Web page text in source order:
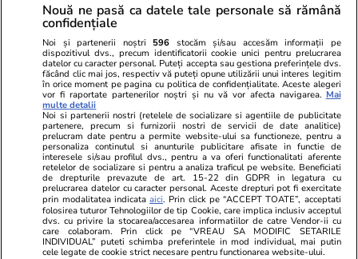
doar un avertisment
07 aug.
Cum supraviețuiești unui șef
prost
Nouă ne pasă ca datele tale personale să rămână
confidențiale
Noi și partenerii noștri 596 stocăm și/sau accesăm informații pe
dispozitivul dvs., precum identificatorii cookie unici pentru prelucrarea
datelor cu caracter personal. Puteți accepta sau gestiona preferințele dvs.
făcând clic mai jos, respectiv vă puteți opune utilizării unui interes legitim
în orice moment pe pagina cu politica de confidențialitate. Aceste alegeri
vor fi raportate partenerilor noștri și nu vă vor afecta navigarea. Mai
multe detalii
Noi si partenerii nostri (retelele de socializare si agentiile de publicitate
partenere, precum si furnizorii nostri de servicii de date analitice)
prelucram date pentru a permite website-ului sa functioneze, pentru a
personaliza continutul si anunturile publicitare afisate in functie de
interesele si/sau profilul dvs., pentru a va oferi functionalitati aferente
retelelor de socializare si pentru a analiza traficul pe website. Beneficiati
de drepturile prevazute de art. 15-22 din GDPR in legatura cu
prelucrarea datelor cu caracter personal. Aceste drepturi pot fi exercitate
prin modalitatea indicataaici. Prin click pe “ACCEPT TOATE”, acceptati
folosirea tuturor Tehnologiilor de tip Cookie, care implica inclusiv acceptul
dvs. cu privire la stocarea/accesarea informatiilor de catre Vendor-ii cu
care colaboram. Prin click pe “VREAU SA MODIFIC SETARILE
INDIVIDUAL” puteti schimba preferintele in mod individual, mai putin
cele legate de cookie strict necesare pentru functionarea website-ului.